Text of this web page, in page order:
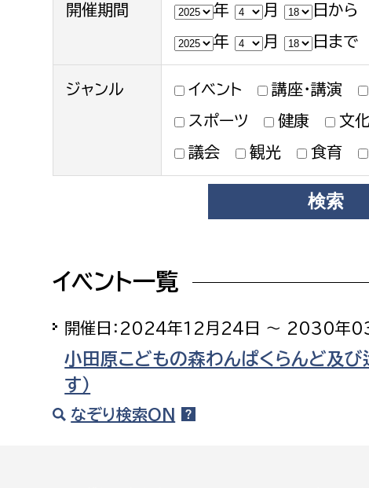
高齢者
外国人
ペット
地域政策課
人権・男女共同参画課
戸籍住民課
防災対策課
高齢介護課
保険課
健康づくり課
子ども若
保育課
建設部
開催期間 年 月
日から
年
月 日まで
ジャンル イベント 講座・講演
スポーツ
健康 文
議会
観光 食育
イベント一覧
開催日：2024年12月24日 ～ 2030年
小田原こどもの森わんぱくらんど及
す）
なぞり検索ON